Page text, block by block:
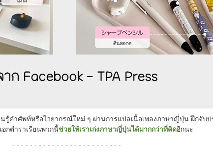
คำศัพท์หรือไวยากรณ์ใหม่ ๆ ผ่านการแปลเนื้อเพลงภาษาญี่ปุ่น ฝึกจับ
กตำราเรียนพวกนี้ช่วยให้เราเก่งภาษาญี่ปุ่นได้มากกว่าที่คิดอีกนะ
- - - - - - - - - - - - - - - - - - - - - - - - -